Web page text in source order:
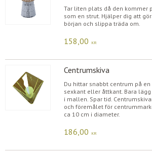
Tar liten plats då den kommer
som en strut. Hjälper dig att
början och slippa träda om.
158,00 KR
Centrumskiva
Du hittar snabbt centrum på en
sexkant eller åttkant. Bara
i mallen. Spar tid.
och föremålet för
ca 10 cm i diameter.
186,00 KR